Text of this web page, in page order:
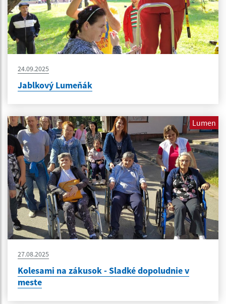
24.09.2025
Jablkový Lumeňák
Lumen
27.08.2025
Kolesami na zákusok - Sladké dopoludnie v
meste